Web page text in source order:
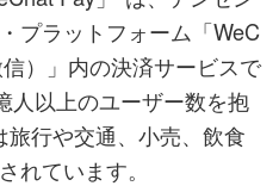
プラットフォーム「WeC
）」内の決済サービスで
人以上のユーザー数を抱
旅行や交通、小売、飲食
れています。